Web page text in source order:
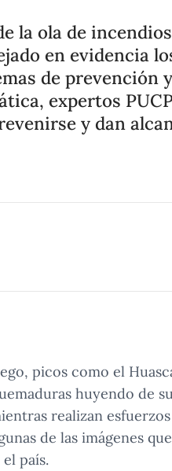
la ola de
en evidencia
de prevención
expertos
y dan
picos como el
huyendo de
realizan
de las imágenes
país.